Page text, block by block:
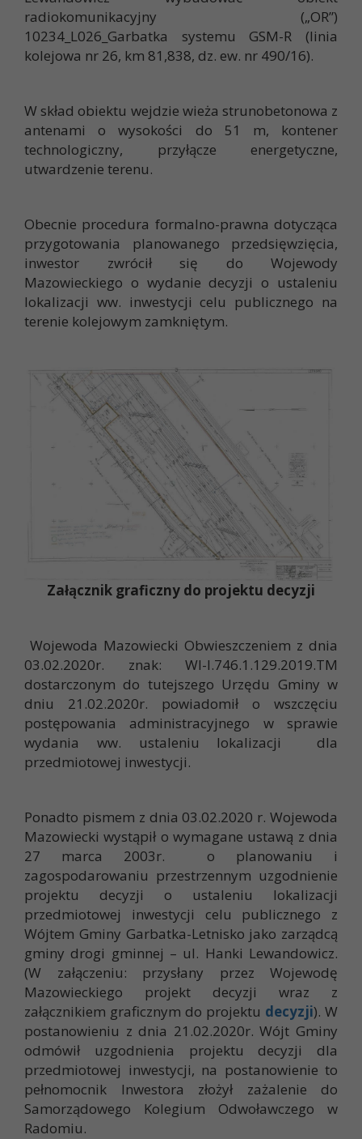
radiokomunikacyjny („OR”)
10234_L026_Garbatka systemu GSM-R (linia
kolejowa nr 26, km 81,838, dz. ew. nr 490/16).
W skład obiektu wejdzie wieża strunobetonowa z
antenami o wysokości do 51 m, kontener
technologiczny, przyłącze energetyczne,
utwardzenie terenu.
Obecnie procedura formalno-prawna dotycząca
przygotowania planowanego przedsięwzięcia,
inwestor zwrócił się do Wojewody
Mazowieckiego o wydanie decyzji o ustaleniu
lokalizacji ww. inwestycji celu publicznego na
terenie kolejowym zamkniętym.
Załącznik graficzny do projektu decyzji
Wojewoda Mazowiecki Obwieszczeniem z dnia
03.02.2020r. znak: WI-I.746.1.129.2019.TM
dostarczonym do tutejszego Urzędu Gminy w
dniu 21.02.2020r. powiadomił o wszczęciu
postępowania administracyjnego w sprawie
wydania ww. ustaleniu lokalizacji dla
przedmiotowej inwestycji.
Ponadto pismem z dnia 03.02.2020 r. Wojewoda
Mazowiecki wystąpił o wymagane ustawą z dnia
27 marca 2003r. o planowaniu i
zagospodarowaniu przestrzennym uzgodnienie
projektu decyzji o ustaleniu lokalizacji
przedmiotowej inwestycji celu publicznego z
Wójtem Gminy Garbatka-Letnisko jako zarządcą
gminy drogi gminnej – ul. Hanki Lewandowicz.
(W załączeniu: przysłany przez Wojewodę
Mazowieckiego projekt decyzji wraz z
załącznikiem graficznym do projektu decyzji). W
postanowieniu z dnia 21.02.2020r. Wójt Gminy
odmówił uzgodnienia projektu decyzji dla
przedmiotowej inwestycji, na postanowienie to
pełnomocnik Inwestora złożył zażalenie do
Samorządowego Kolegium Odwoławczego w
Radomiu.